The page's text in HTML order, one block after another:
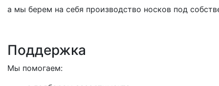
а мы берем на себя производство носков под
Поддержка
Мы помогаем: